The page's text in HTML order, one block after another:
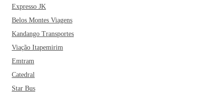
Expresso JK
Belos Montes Viagens
Kandango Transportes
Viação Itapemirim
Emtram
Catedral
Star Bus